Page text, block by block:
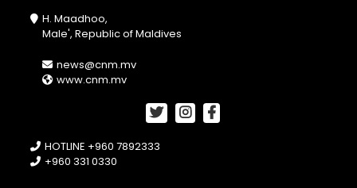
H. Maadhoo,
Male', Republic of Maldives
news@cnm.mv
www.cnm.mv
HOTLINE +960 7892333
+960 331 0330